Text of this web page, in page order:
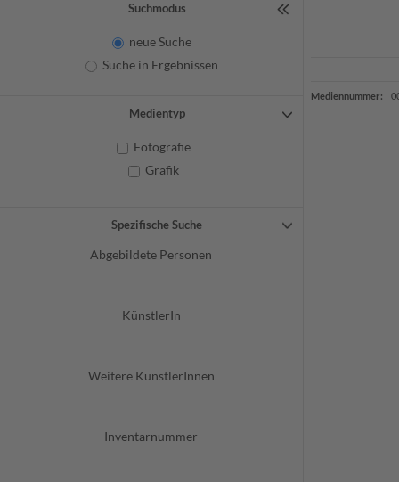
Suchmodus
neue Suche
Suche in Ergebnissen
Medientyp
Fotografie
Grafik
Spezifische Suche
Abgebildete Personen
KünstlerIn
Weitere KünstlerInnen
Inventarnummer
Mediennummer: